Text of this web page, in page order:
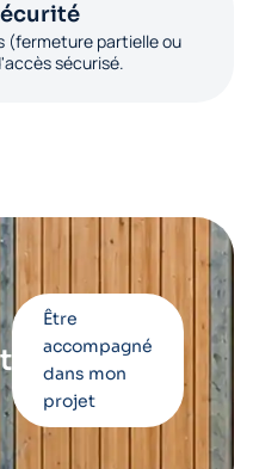
(fermeture partielle ou
sécurisé.
Être
accompagné
dans mon
projet